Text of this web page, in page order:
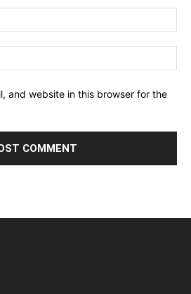
and website in this browser for the